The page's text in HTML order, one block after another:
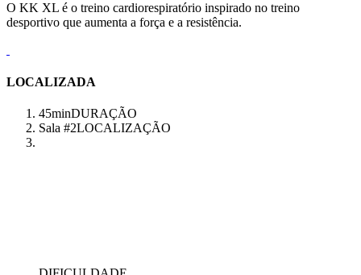
O KK XL é o treino cardiorespiratório inspirado no treino
desportivo que aumenta a força e a resistência.
LOCALIZADA
45minDURAÇÃO
Sala #2LOCALIZAÇÃO